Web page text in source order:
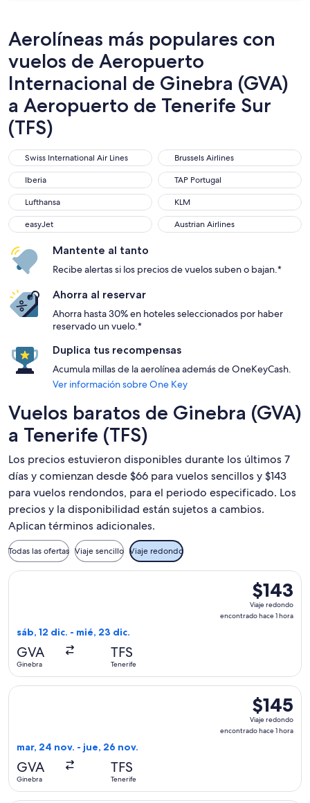
Aerolíneas más populares con
vuelos de Aeropuerto
Internacional de Ginebra (GVA)
a Aeropuerto de Tenerife Sur
(TFS)
Swiss International Air Lines
Swiss International Air Lines Brussels Airlines
Brussels Airlines
Iberia
Iberia TAP Portugal
TAP Portugal
Lufthansa
Lufthansa KLM
KLM
easyJet
easyJet Austrian Airlines
Austrian Airlines
Mantente al tanto
Recibe alertas si los precios de vuelos suben o bajan.*
Ahorra al reservar
Ahorra hasta 30% en hoteles seleccionados por haber
reservado un vuelo.*
Duplica tus recompensas
Acumula millas de la aerolínea además de OneKeyCash.
Ver información sobre One Key
Vuelos baratos de Ginebra (GVA)
a Tenerife (TFS)
Los precios estuvieron disponibles durante los últimos 7
días y comienzan desde $66 para vuelos sencillos y $143
para vuelos rendondos, para el periodo especificado. Los
precios y la disponibilidad están sujetos a cambios.
Aplican términos adicionales.
Todas las ofertas Viaje sencillo Viaje redondo
$143
Viaje
redondo,
$143
Viaje redondo
encontrado hace 1 hora
sáb, 12 dic. - mié, 23 dic.
GVA
Ginebra
TFS
Tenerife
Seleccionar vuelo de easyJet, con salida el sáb, 12 dic.
$145
Viaje
redondo,
$145
Viaje redondo
encontrado hace 1 hora
mar, 24 nov. - jue, 26 nov.
GVA
Ginebra
TFS
Tenerife
Seleccionar vuelo de easyJet, con salida el mar, 24 nov.